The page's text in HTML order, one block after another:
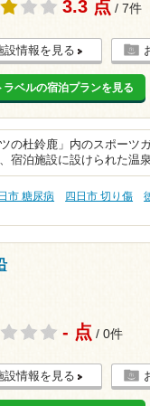
3.3 点 / 7件
設情報を見る
ラベルの宿泊プランを見る
の杜鈴鹿」内のスポーツ
宿泊施設に設けられた温
市 糖尿病 四日市 切り傷
- 点 / 0件
設情報を見る